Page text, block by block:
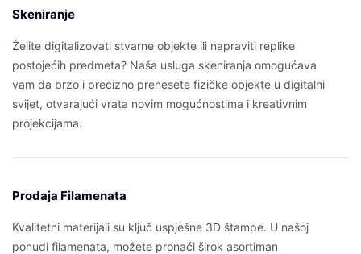
Skeniranje
Želite digitalizovati stvarne objekte ili napraviti replike
postojećih predmeta? Naša usluga skeniranja omogućava
vam da brzo i precizno prenesete fizičke objekte u digitalni
svijet, otvarajući vrata novim mogućnostima i kreativnim
projekcijama.
Prodaja Filamenata
Kvalitetni materijali su ključ uspješne 3D štampe. U našoj
ponudi filamenata, možete pronaći širok asortiman